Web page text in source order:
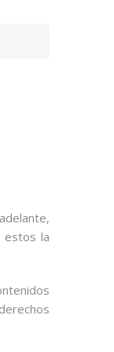
estos la